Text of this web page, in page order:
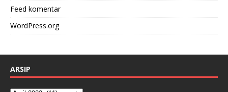
Feed komentar
WordPress.org
ARSIP